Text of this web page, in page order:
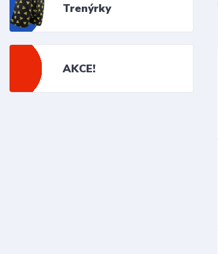
Trenýrky
AKCE!